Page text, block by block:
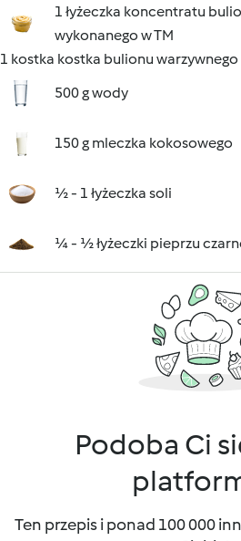
1 łyżeczka koncentratu
wykonanego w TM
1 kostka kostka bulionu warzywnego
500 g wody
150 g mleczka kokosowego
½ - 1 łyżeczka soli
¼ - ½ łyżeczki pieprzu
Podoba Ci
Ten przepis i ponad 100 000